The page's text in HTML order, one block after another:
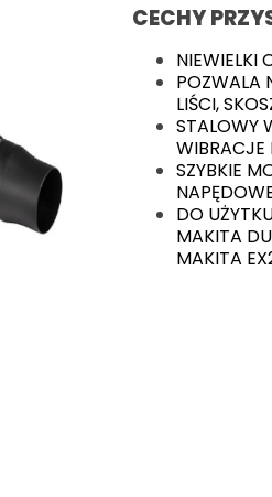
CECHY
NIEWIELKI
POZWALA
LIŚCI,
STALOWY
WIBRACJE
SZYBKIE
DO
MAKITA
MAKITA